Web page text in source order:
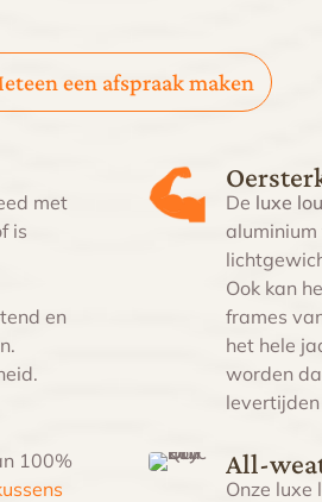
een afspraak maken
met
is
en
100%
De luxe
Ook kan
frames
het hele
worden
All-
Onze